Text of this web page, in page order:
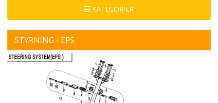
KATEGORIER
STYRNING - EPS